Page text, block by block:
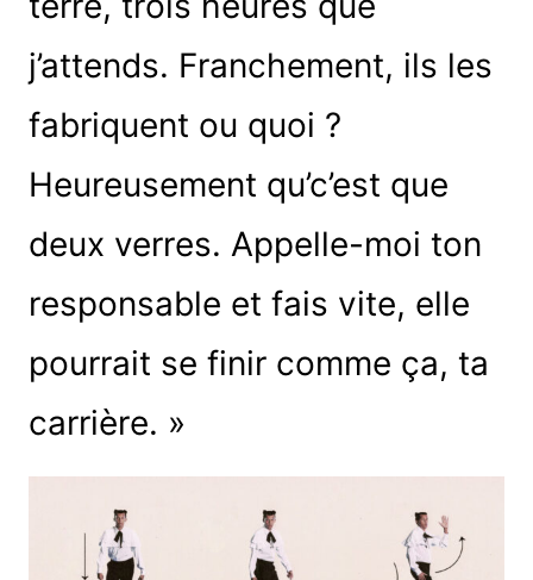
j’attends. Franchement, ils les
fabriquent ou quoi ?
Heureusement qu’c’est que
deux verres. Appelle-moi ton
responsable et fais vite, elle
pourrait se finir comme ça, ta
carrière. »